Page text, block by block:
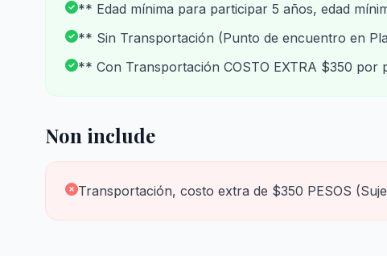
** Edad mínima para participar 5 años, edad
** Sin Transportación (Punto de encuentro en
** Con Transportación COSTO EXTRA $350 por
Non include
Transportación, costo extra de $350 PESOS